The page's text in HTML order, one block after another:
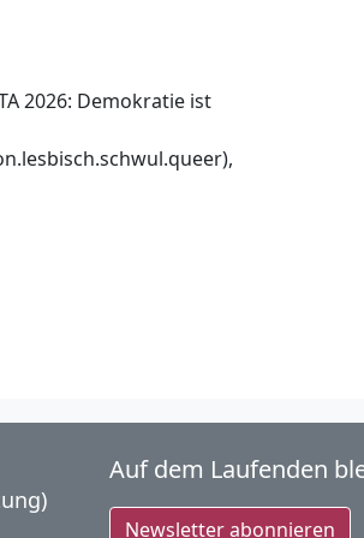
2026: Demokratie ist
Auf dem Laufenden
Newsletter abonnieren